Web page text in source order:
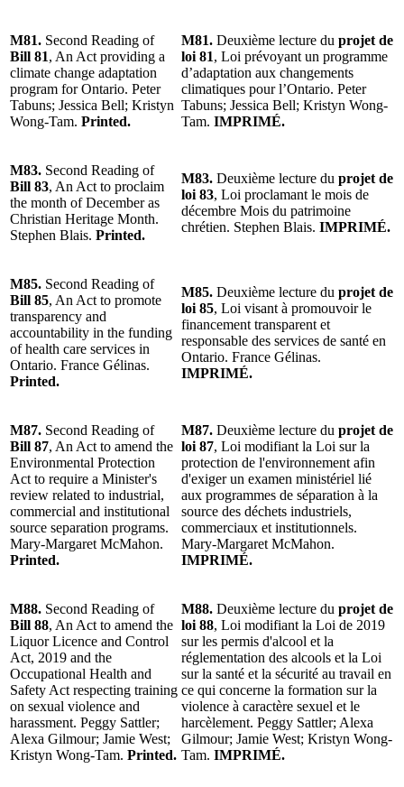
M81. Second Reading of
Bill 81, An Act providing a
climate change adaptation
program for Ontario. Peter
Tabuns; Jessica Bell; Kristyn
Wong-Tam. Printed.
M81. Deuxième lecture du projet de
loi 81, Loi prévoyant un programme
d’adaptation aux changements
climatiques pour l’Ontario. Peter
Tabuns; Jessica Bell; Kristyn Wong-
Tam. IMPRIMÉ.
M83. Second Reading of
Bill 83, An Act to proclaim
the month of December as
Christian Heritage Month.
Stephen Blais. Printed.
M83. Deuxième lecture du projet de
loi 83, Loi proclamant le mois de
décembre Mois du patrimoine
chrétien. Stephen Blais. IMPRIMÉ.
M85. Second Reading of
Bill 85, An Act to promote
transparency and
accountability in the funding
of health care services in
Ontario. France Gélinas.
Printed.
M85. Deuxième lecture du projet de
loi 85, Loi visant à promouvoir le
financement transparent et
responsable des services de santé en
Ontario. France Gélinas.
IMPRIMÉ.
M87. Second Reading of
Bill 87, An Act to amend the
Environmental Protection
Act to require a Minister's
review related to industrial,
commercial and institutional
source separation programs.
Mary-Margaret McMahon.
Printed.
M87. Deuxième lecture du projet de
loi 87, Loi modifiant la Loi sur la
protection de l'environnement afin
d'exiger un examen ministériel lié
aux programmes de séparation à la
source des déchets industriels,
commerciaux et institutionnels.
Mary-Margaret McMahon.
IMPRIMÉ.
M88. Second Reading of
Bill 88, An Act to amend the
Liquor Licence and Control
Act, 2019 and the
Occupational Health and
Safety Act respecting training
on sexual violence and
harassment. Peggy Sattler;
Alexa Gilmour; Jamie West;
Kristyn Wong-Tam. Printed.
M88. Deuxième lecture du projet de
loi 88, Loi modifiant la Loi de 2019
sur les permis d'alcool et la
réglementation des alcools et la Loi
sur la santé et la sécurité au travail en
ce qui concerne la formation sur la
violence à caractère sexuel et le
harcèlement. Peggy Sattler; Alexa
Gilmour; Jamie West; Kristyn Wong-
Tam. IMPRIMÉ.